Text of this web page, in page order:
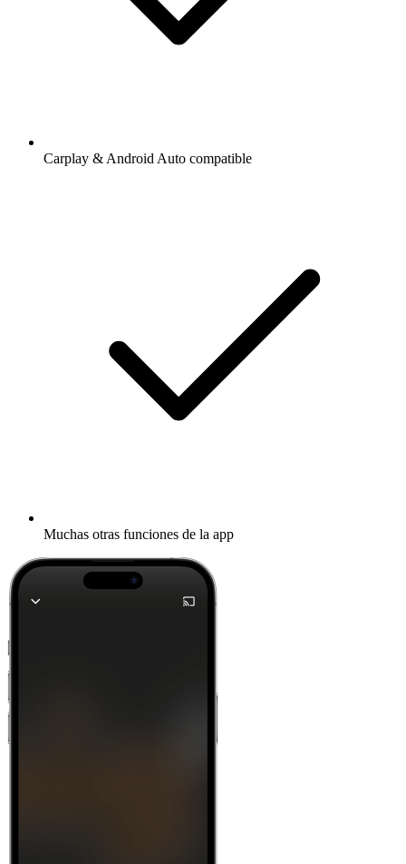
Carplay & Android Auto compatible
Muchas otras funciones de la app